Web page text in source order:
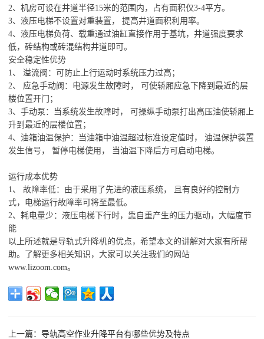
2、机房可设在井道半径15米的范围内，占有面积仅3-4平方。
3、液压电梯不设置对重装置， 提高井道面积利用率。
4、液压电梯负荷、载重通过油缸直接作用于基坑，井道强度要求
低，砖结构或砖混结构井道即可。
安全稳定性优势
1、 溢流阀：可防止上行运动时系统压力过高；
2、 应急手动阀：电源发生故障时， 可使轿厢应急下降到最近的层
楼位置开门；
3、手动泵：当系统发生故障时， 可操纵手动泵打出高压油使轿厢上
升到最近的层楼位置；
4、油箱油温保护：当油箱中油温超过标准设定值时， 油温保护装置
发生信号， 暂停电梯使用， 当油温下降后方可启动电梯。
运行成本优势
1、 故障率低：由于采用了先进的液压系统， 且有良好的控制方
式，电梯运行故障率可将至最低。
2、耗电量少：液压电梯下行时，靠自重产生的压力驱动，大幅度节
能
以上所述就是导轨式升降机的优点，希望本文的讲解对大家有所帮
助。了解更多相关知识，大家可以关注我们的网站
www.lizoom.com。
上一篇：导轨高空作业升降平台有哪些优势及特点